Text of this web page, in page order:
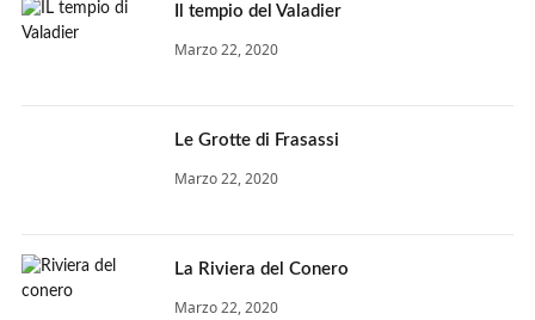
Il tempio del Valadier
Marzo 22, 2020
Le Grotte di Frasassi
Marzo 22, 2020
La Riviera del Conero
Marzo 22, 2020